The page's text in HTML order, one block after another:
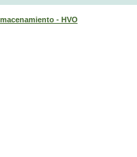
- HVO